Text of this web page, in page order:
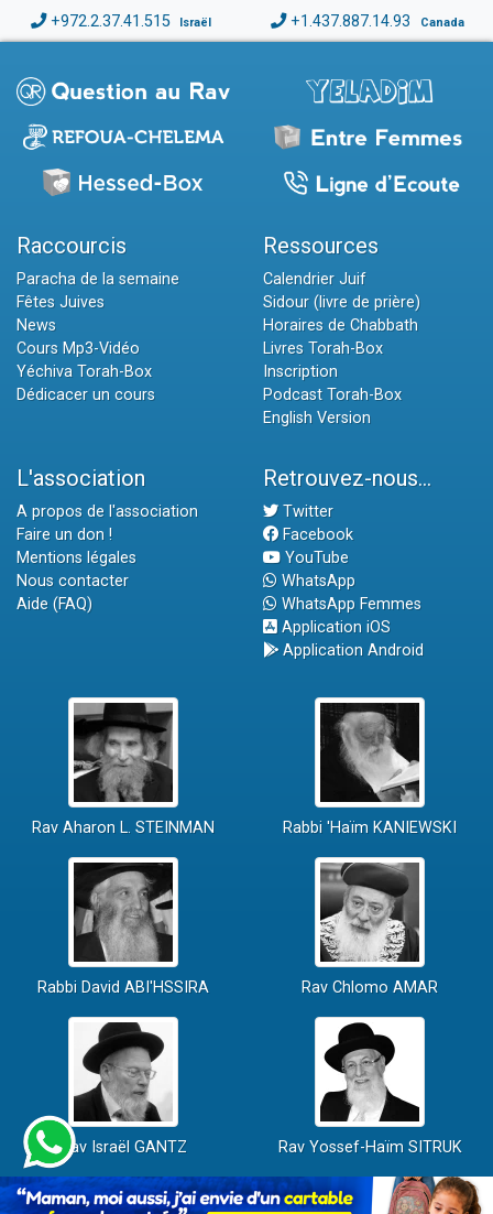
+972.2.37.41.515 Israël +1.437.887.14.93 Canada
Raccourcis
Paracha de la semaine
Fêtes Juives
News
Cours Mp3-Vidéo
Yéchiva Torah-Box
Dédicacer un cours
Ressources
Calendrier Juif
Sidour (livre de prière)
Horaires de Chabbath
Livres Torah-Box
Inscription
Podcast Torah-Box
English Version
L'association
A propos de l'association
Faire un don !
Mentions légales
Nous contacter
Aide (FAQ)
Retrouvez-nous...
Twitter
Facebook
YouTube
WhatsApp
WhatsApp Femmes
Application iOS
Application Android
Rav Aharon L. STEINMAN Rabbi 'Haïm KANIEWSKI
Rabbi David ABI'HSSIRA Rav Chlomo AMAR
Rav Israël GANTZ Rav Yossef-Haïm SITRUK